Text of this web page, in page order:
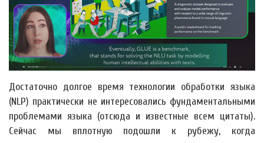
Достаточно долгое время технологии обработки языка
(NLP) практически не интересовались фундаментальными
проблемами языка (отсюда и известные всем цитаты).
Сейчас мы вплотную подошли к рубежу, когда